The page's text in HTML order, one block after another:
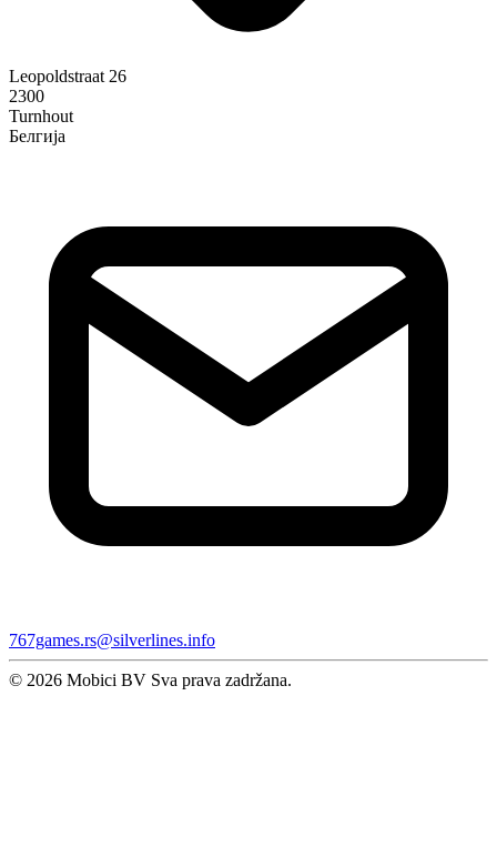
Leopoldstraat 26
2300
Turnhout
Белгија
767games.rs@silverlines.info
© 2026 Mobici BV Sva prava zadržana.